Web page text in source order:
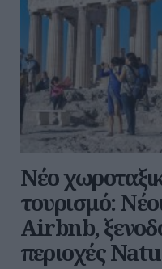
Νέο
τουρισμό:
Airbnb,
περιοχές